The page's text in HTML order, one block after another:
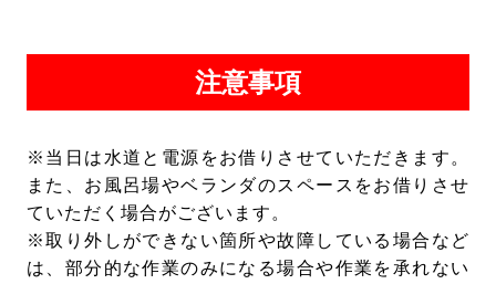
注意事項
※当日は水道と電源をお借りさせていただきます。
また、お風呂場やベランダのスペースをお借りさせ
ていただく場合がございます。
※取り外しができない箇所や故障している場合など
は、部分的な作業のみになる場合や作業を承れない